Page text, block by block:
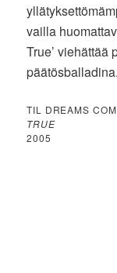
vailla
True’ viehättää
päätösballadina.
TIL DREAMS
TRUE
2005